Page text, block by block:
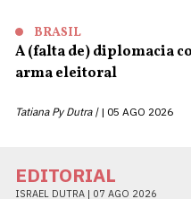
BRASIL
A (falta de) diplomacia
arma eleitoral
Tatiana Py Dutra | 05 AGO 2026
EDITORIAL
ISRAEL DUTRA | 07 AGO 2026